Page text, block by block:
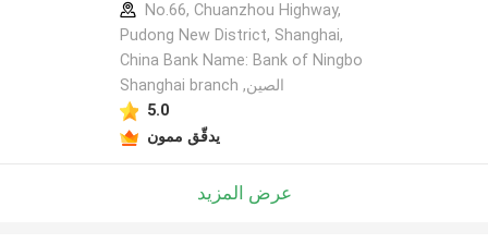
No.66, Chuanzhou Highway,
Pudong New District, Shanghai,
China Bank Name: Bank of Ningbo
Shanghai branch ,الصين
5.0
يدقّق ممون
عرض المزيد